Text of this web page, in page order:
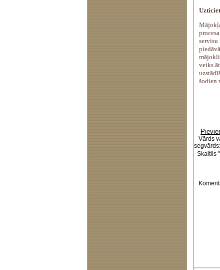
veiks
šodien
Vārds
segvārds:
Skaitlis